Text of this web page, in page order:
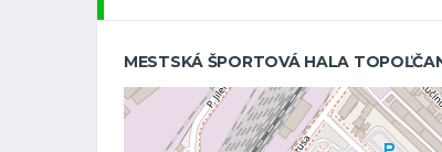
MESTSKÁ ŠPORTOVÁ HALA